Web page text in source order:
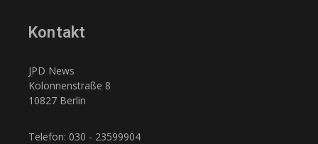
Kontakt
JPD News
Kolonnenstraße 8
10827 Berlin
Telefon: 030 - 23599904